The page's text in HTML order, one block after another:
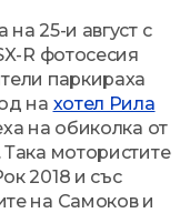
25-и август с
R фотосесия
паркираха
на хотел Рила
на обиколка от
мотористите
2018 и със
на Самоков и